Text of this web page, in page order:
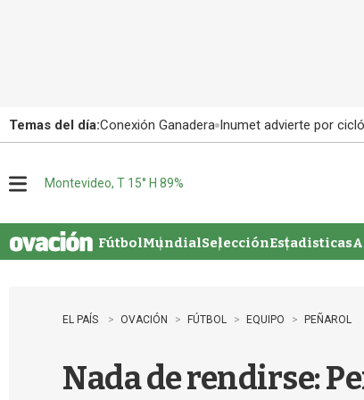
Temas del día:Conexión Ganadera Inumet advierte por
u
Montevideo, T 15° H 89%
FútbolMundialSelecciónEstadisticas
EL PAÍS OVACIÓN FÚTBOL EQUIPO PEÑAROL
Nada de rendirse: